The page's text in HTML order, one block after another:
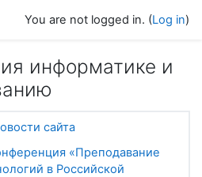
You are not logged in. (Log in)
информатике и
сайта
«Преподавание
в Российской